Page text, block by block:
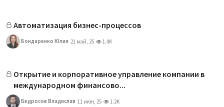
Автоматизация бизнес-процессов
Бондаренко Юлия 21 май, 25 1.4K
Открытие и корпоративное управление компании в
международном финансово...
Бедросов Владислав 11 июн, 25 1.2K